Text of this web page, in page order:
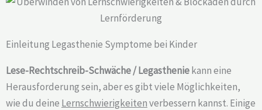
Einleitung Legasthenie Symptome bei Kinder
Lese-Rechtschreib-Schwäche / Legastheniekann eine
Herausforderung sein, aber es gibt viele Möglichkeiten,
wie du deine Lernschwierigkeitenverbessern kannst. Einige